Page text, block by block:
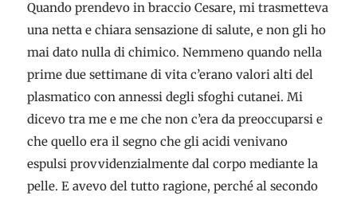
Quando prendevo in braccio Cesare, mi trasmetteva
una netta e chiara sensazione di salute, e non gli ho
mai dato nulla di chimico. Nemmeno quando nella
prime due settimane di vita c’erano valori alti del
plasmatico con annessi degli sfoghi cutanei. Mi
dicevo tra me e me che non c’era da preoccuparsi e
che quello era il segno che gli acidi venivano
espulsi provvidenzialmente dal corpo mediante la
pelle. E avevo del tutto ragione, perché al secondo